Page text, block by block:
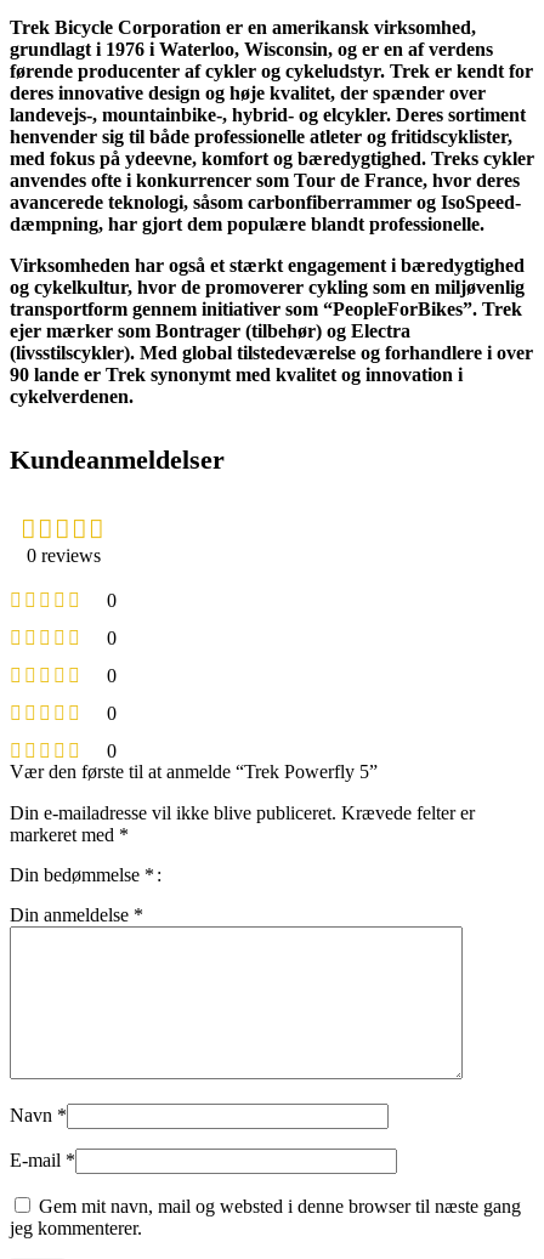
Trek Bicycle Corporation er en amerikansk virksomhed,
grundlagt i 1976 i Waterloo, Wisconsin, og er en af verdens
førende producenter af cykler og cykeludstyr. Trek er kendt for
deres innovative design og høje kvalitet, der spænder over
landevejs-, mountainbike-, hybrid- og elcykler. Deres sortiment
henvender sig til både professionelle atleter og fritidscyklister,
med fokus på ydeevne, komfort og bæredygtighed. Treks cykler
anvendes ofte i konkurrencer som Tour de France, hvor deres
avancerede teknologi, såsom carbonfiberrammer og IsoSpeed-
dæmpning, har gjort dem populære blandt professionelle.
Virksomheden har også et stærkt engagement i bæredygtighed
og cykelkultur, hvor de promoverer cykling som en miljøvenlig
transportform gennem initiativer som “PeopleForBikes”. Trek
ejer mærker som Bontrager (tilbehør) og Electra
(livsstilscykler). Med global tilstedeværelse og forhandlere i over
90 lande er Trek synonymt med kvalitet og innovation i
cykelverdenen.
Kundeanmeldelser
0 reviews
0
0
0
0
0
Vær den første til at anmelde “Trek Powerfly 5”
Din e-mailadresse vil ikke blive publiceret. Krævede felter er
markeret med *
Din bedømmelse *
Din anmeldelse *
Navn *
E-mail *
Gem mit navn, mail og websted i denne browser til næste gang
jeg kommenterer.